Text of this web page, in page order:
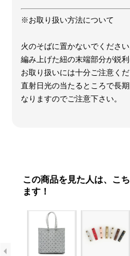
※お取り扱い方法について
火のそばに置かないでください
編み上げた紐の末端部分が鋭
お取り扱いには十分ご注意くだ
直射日光の当たるところで長
なりますのでご注意下さい。
この商品を見た人は、こ
ます！